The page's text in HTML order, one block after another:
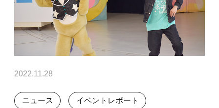
2022.11.28
ニュース イベントレポート